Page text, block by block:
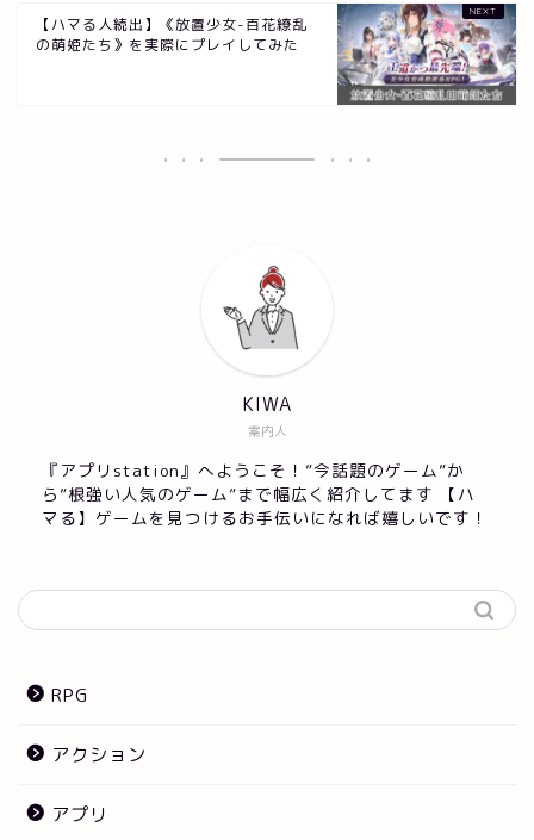
【ハマる人続出】《放置少女-百花繚乱
の萌姫たち》を実際にプレイしてみた
案内人
KIWA
『アプリstation』へようこそ！”今話題のゲーム”か
ら”根強い人気のゲーム”まで幅広く紹介してます 【ハ
マる】ゲームを見つけるお手伝いになれば嬉しいです！
RPG
アクション
アプリ